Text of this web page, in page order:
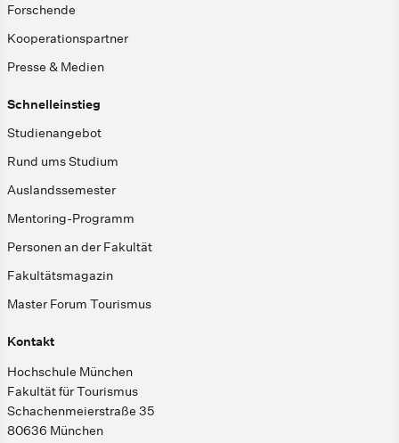
Forschende
Kooperationspartner
Presse & Medien
Schnelleinstieg
Studienangebot
Rund ums Studium
Auslandssemester
Mentoring-Programm
Personen an der Fakultät
Fakultätsmagazin
Master Forum Tourismus
Kontakt
Hochschule München
Fakultät für Tourismus
Schachenmeierstraße 35
80636 München